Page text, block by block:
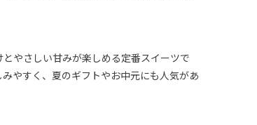
やさしい甘みが楽しめる定番スイーツで
やすく、夏のギフトやお中元にも人気があ